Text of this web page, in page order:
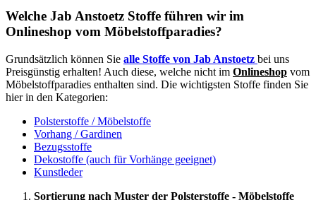
Welche Jab Anstoetz Stoffe führen wir im
Onlineshop vom Möbelstoffparadies?
Grundsätzlich können Sie alle Stoffe von Jab Anstoetz bei uns
Preisgünstig erhalten! Auch diese, welche nicht im Onlineshop vom
Möbelstoffparadies enthalten sind. Die wichtigsten Stoffe finden Sie
hier in den Kategorien:
Polsterstoffe / Möbelstoffe
Vorhang / Gardinen
Bezugsstoffe
Dekostoffe (auch für Vorhänge geeignet)
Kunstleder
Sortierung nach Muster der Polsterstoffe - Möbelstoffe